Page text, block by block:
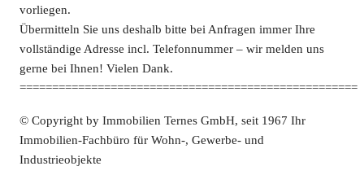
vorliegen.
Übermitteln Sie uns deshalb bitte bei Anfragen immer Ihre
vollständige Adresse incl. Telefonnummer – wir melden uns
gerne bei Ihnen! Vielen Dank.
====================================================
© Copyright by Immobilien Ternes GmbH, seit 1967 Ihr
Immobilien-Fachbüro für Wohn-, Gewerbe- und
Industrieobjekte